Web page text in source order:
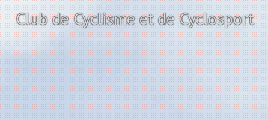
Club de Cyclisme et de Cyclosport